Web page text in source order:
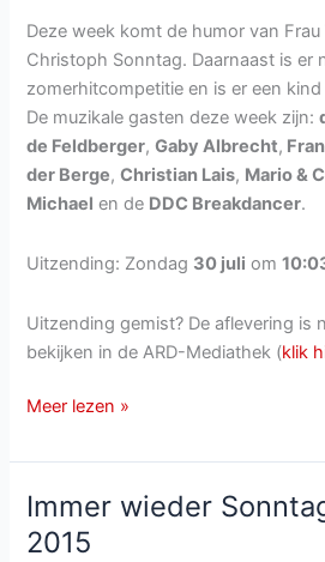
Deze week komt de humor van Frau
Christoph Sonntag. Daarnaast is er
zomerhitcompetitie en is er een
De muzikale gasten deze week zijn:
de Feldberger,Gaby Albrecht,
der Berge,Christian Lais, Mario &
Michael en de DDC Breakdancer.
Uitzending: Zondag 30 juli om
Uitzending gemist? De aflevering is
bekijken in de ARD-Mediathek (klik
Immer
Sonntags
van
zondag
30
Meer lezen »
Immer wieder
2015